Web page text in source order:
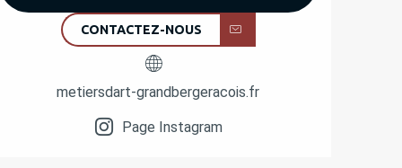
CONTACTEZ-NOUS
metiersdart-grandbergeracois.fr
Page Instagram